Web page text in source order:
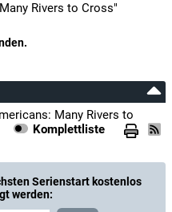
Rivers to Cross"
Many Rivers to
Komplettliste
Serienstart kostenlos
werden: